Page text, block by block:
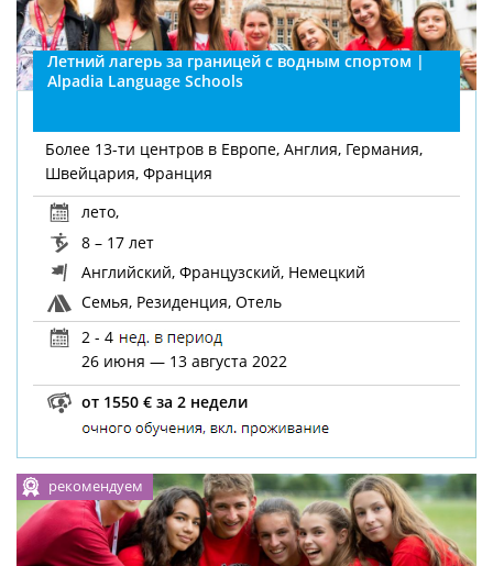
Летний лагерь за границей с водным спортом |
Alpadia Language Schools
Более 13-ти центров в Европе, Англия, Германия,
Швейцария, Франция
лето,
8 – 17 лет
Английский, Французский, Немецкий
Семья, Резиденция, Отель
2 - 4
26 июня — 13 августа 2022
от 1550 € за 2 недели
рекомендуем